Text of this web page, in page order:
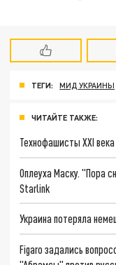
ТЕГИ: МИД УКРАИНЫ
ЧИТАЙТЕ ТАКЖЕ:
Технофашисты XXI века
Оплеуха Маску. "Пора
Starlink
Украина потеряла
Figaro задались